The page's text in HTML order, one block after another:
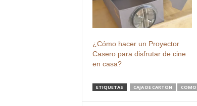
¿Cómo hacer un Proyector
Casero para disfrutar de cine
en casa?
ETIQUETAS CAJA DE CARTON COMO